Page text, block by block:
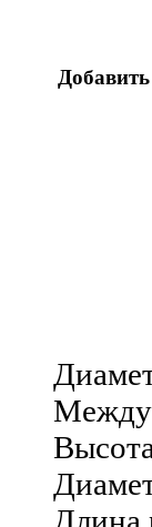
Между